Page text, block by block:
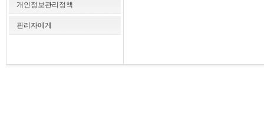
개인정보관리정책
관리자에게